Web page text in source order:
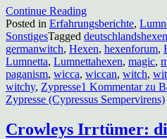
Continue Reading
Posted in Erfahrungsberichte,
SonstigesTagged deutschlandshexen
germanwitch, Hexen, hexenforum,
Lumnetta, Lumnettahexen, magic,
paganism, wicca, wiccan, witch,
witchy, Zypresse1 Kommentarzu
Zypresse (Cypressus Sempervirens)
Crowleys Irrtümer: